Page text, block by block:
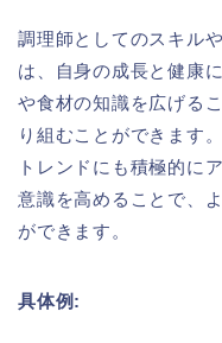
調理師としてのスキル
は、自身の成長と健康
や食材の知識を広げる
り組むことができます
トレンドにも積極的に
意識を高めることで、
ができます。
具体例: